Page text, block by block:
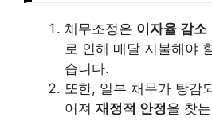
채무조정은 이자율 감소
로 인해 매달 지불해야
습니다.
또한, 일부 채무가 탕감
어져 재정적 안정을 찾